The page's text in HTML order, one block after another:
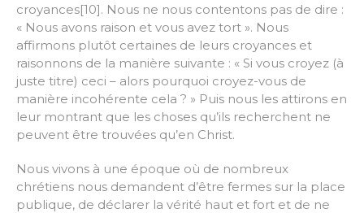
croyances[10]. Nous ne nous contentons pas de dire :
« Nous avons raison et vous avez tort ». Nous
affirmons plutôt certaines de leurs croyances et
raisonnons de la manière suivante : « Si vous croyez (à
juste titre) ceci – alors pourquoi croyez-vous de
manière incohérente cela ? » Puis nous les attirons en
leur montrant que les choses qu’ils recherchent ne
peuvent être trouvées qu’en Christ.
Nous vivons à une époque où de nombreux
chrétiens nous demandent d’être fermes sur la place
publique, de déclarer la vérité haut et fort et de ne